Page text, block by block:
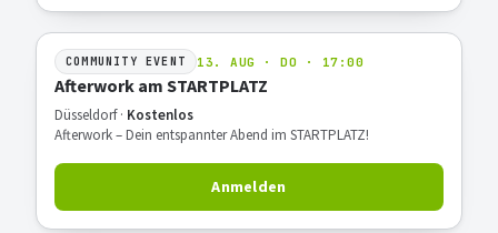
COMMUNITY EVENT 13. AUG · DO · 17:00
Afterwork am STARTPLATZ
Düsseldorf · Kostenlos
Afterwork – Dein entspannter Abend im STARTPLATZ!
Anmelden